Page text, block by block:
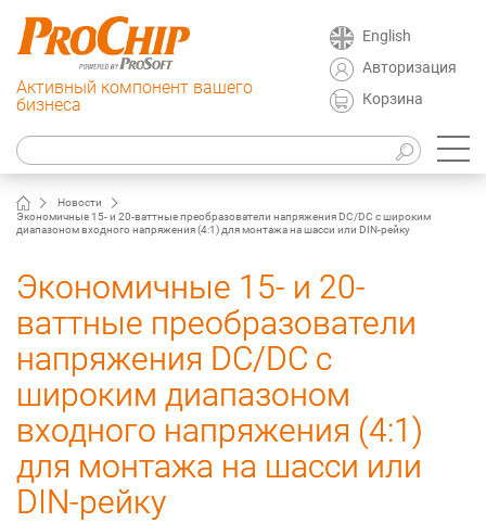
Активный компонент вашего
бизнеса
English
Авторизация
Корзина
Новости
Экономичные 15- и 20-ваттные преобразователи напряжения DC/DC с широким
диапазоном входного напряжения (4:1) для монтажа на шасси или DIN-рейку
Экономичные 15- и 20-
ваттные преобразователи
напряжения DC/DC с
широким диапазоном
входного напряжения (4:1)
для монтажа на шасси или
DIN-рейку